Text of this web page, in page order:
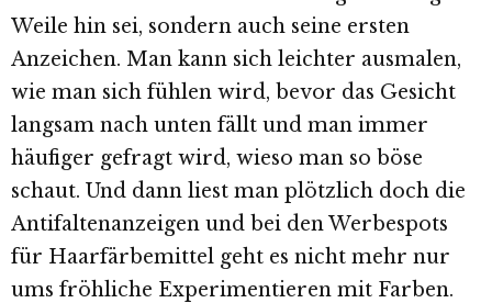
Weile hin sei, sondern auch seine ersten
Anzeichen. Man kann sich leichter ausmalen,
wie man sich fühlen wird, bevor das Gesicht
langsam nach unten fällt und man immer
häufiger gefragt wird, wieso man so böse
schaut. Und dann liest man plötzlich doch die
Antifaltenanzeigen und bei den Werbespots
für Haarfärbemittel geht es nicht mehr nur
ums fröhliche Experimentieren mit Farben.